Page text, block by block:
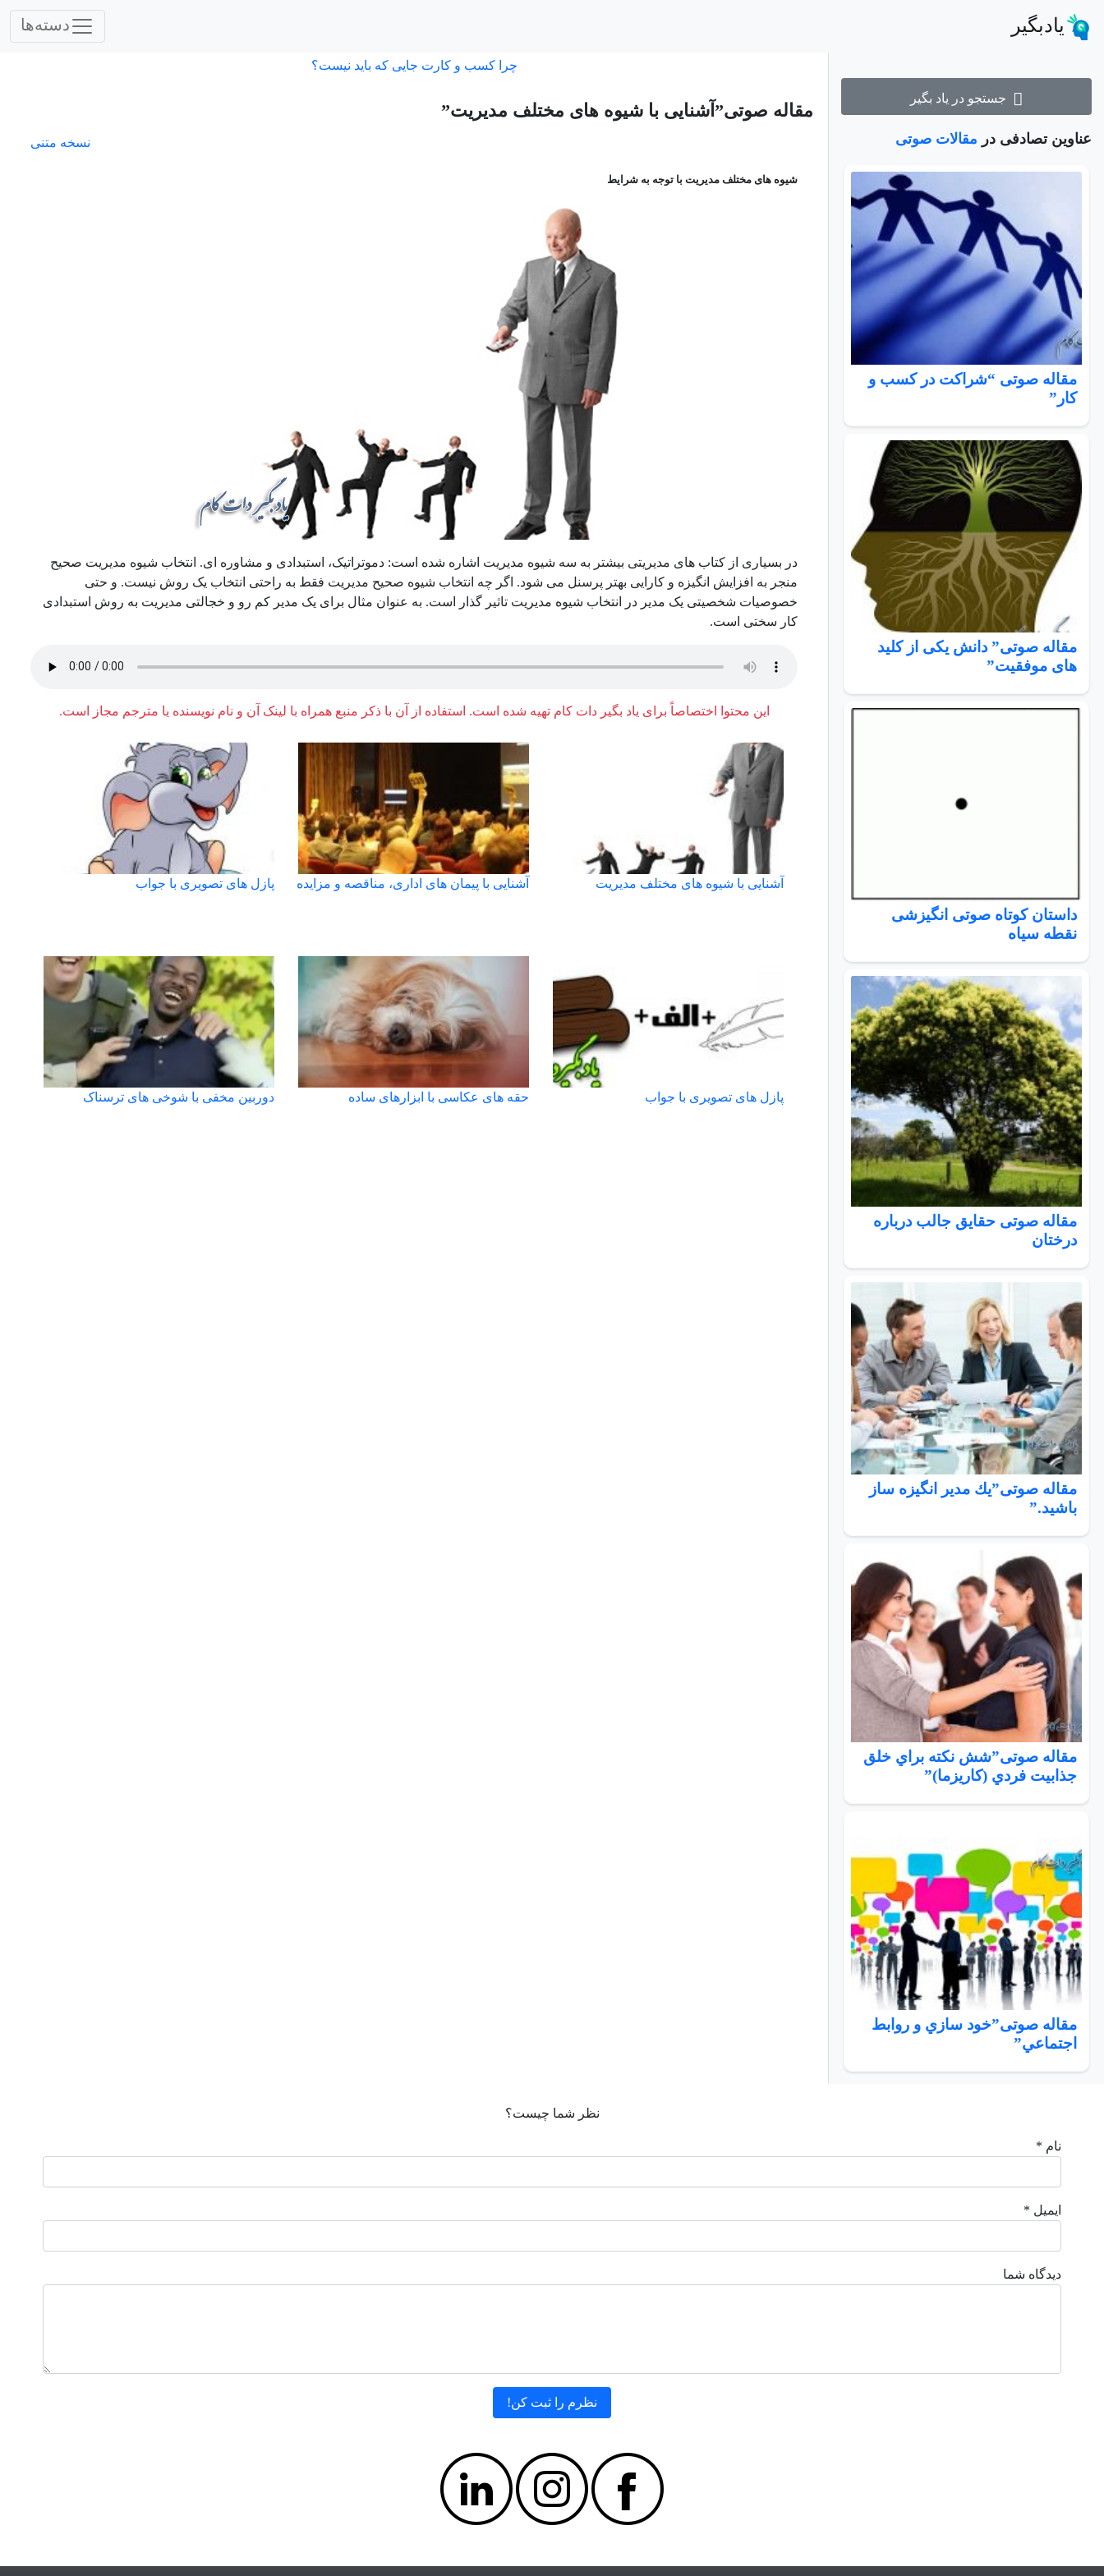
یادبگیر دسته‌ها
جستجو در یاد بگیر
عناوین تصادفی در مقالات صوتی
مقاله صوتی “شراکت در کسب و
کار”
مقاله صوتی” دانش یکی از کلید
های موفقیت”
داستان کوتاه صوتی انگیزشی
نقطه سیاه
مقاله صوتی حقایق جالب درباره
درختان
مقاله صوتی”يك مدير انگيزه ساز
باشيد.”
مقاله صوتی”شش نكته براي خلق
جذابيت فردي (كاريزما)”
مقاله صوتی”خود سازي و روابط
اجتماعي”
چرا کسب و کارت جایی که باید نیست؟
مقاله صوتی”آشنایی با شیوه های مختلف مدیریت”
نسخه متنی
شیوه های مختلف مدیریت با توجه به شرایط
در بسیاری از کتاب های مدیریتی بیشتر به سه شیوه مدیریت اشاره شده است: دموتراتیک، استبدادی و مشاوره ای. انتخاب شیوه مدیریت صحیح
منجر به افزایش انگیزه و کارایی بهتر پرسنل می شود. اگر چه انتخاب شیوه صحیح مدیریت فقط به راحتی انتخاب یک روش نیست. و حتی
خصوصیات شخصیتی یک مدیر در انتخاب شیوه مدیریت تاثیر گذار است. به عنوان مثال برای یک مدیر کم رو و خجالتی مدیریت به روش استبدادی
کار سختی است.
این محتوا اختصاصاً برای یاد بگیر دات کام تهیه شده است. استفاده از آن با ذکر منبع همراه با لینک آن و نام نویسنده یا مترجم مجاز است.
آشنایی با شیوه های مختلف مدیریت آشنایی با پیمان های اداری، مناقصه و مزایده پازل های تصویری با جواب
پازل های تصویری با جواب حقه های عکاسی با ابزارهای ساده دوربین مخفی با شوخی های ترسناک
نظر شما چیست؟
نام *
ایمیل *
دیدگاه شما